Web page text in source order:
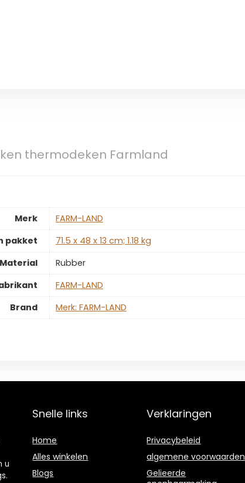
thermodeken Farmland
Merk
‎FARM-LAND
pakket
‎71.5 x 48 x 13 cm; 1.18 kg
Material
‎Rubber
‎FARM-LAND
Brand
Merk: FARM-LAND
u
Snelle links
Home
Alles winkelen
Blogs
Verklaringen
Privacybeleid
algemene voorwaarden
Gelieerde